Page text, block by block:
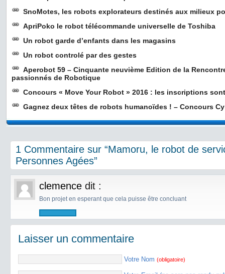
SnoMotes, les robots explorateurs destinés aux milieux
ApriPoko le robot télécommande universelle de Toshiba
Un robot garde d’enfants dans les magasins
Un robot controlé par des gestes
Aperobot 59 – Cinquante neuvième Edition de la
passionnés de Robotique
Concours « Move Your Robot » 2016 : les inscriptions
Gagnez deux têtes de robots humanoïdes ! – Concours
1 Commentaire sur “Mamoru, le robot de
Personnes Agées”
clemence dit :
Bon projet en esperant que cela puisse être concluant
Laisser un commentaire
Votre Nom (obligatoire)